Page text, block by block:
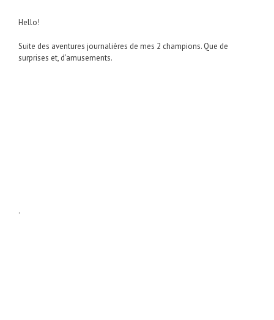
Hello!
Suite des aventures journalières de mes 2 champions. Que de
surprises et, d’amusements.
.